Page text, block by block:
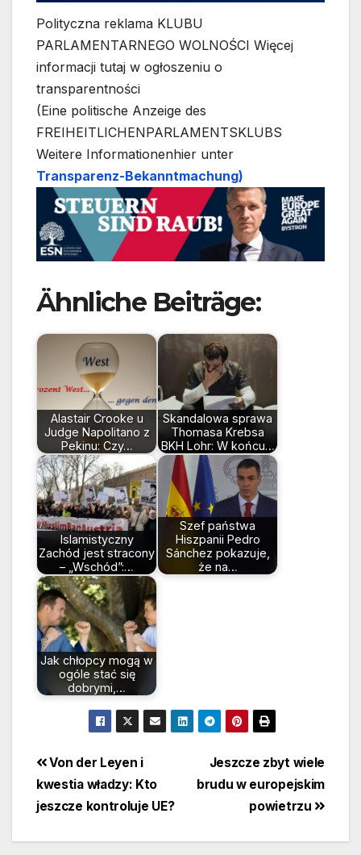
Polityczna reklama KLUBU
PARLAMENTARNEGO WOLNOŚCI Więcej
informacji tutaj w ogłoszeniu o
transparentności
(Eine politische Anzeige des
FREIHEITLICHENPARLAMENTSKLUBS
Weitere Informationenhier unter
Transparenz-Bekanntmachung)
Ähnliche Beiträge:
Alastair Crooke u
Judge Napolitano z
Pekinu: Czy…
Skandalowa sprawa
Thomasa Krebsa
BKH Lohr: W końcu…
Islamistyczny
Zachód jest stracony
– „Wschód”:…
Szef państwa
Hiszpanii Pedro
Sánchez pokazuje,
że na…
Jak chłopcy mogą w
ogóle stać się
dobrymi,…
BeitragsnavigationJeszcze zbyt wiele
brudu w europejskim
powietrzu
Von der Leyen i
kwestia władzy: Kto
jeszcze kontroluje UE?